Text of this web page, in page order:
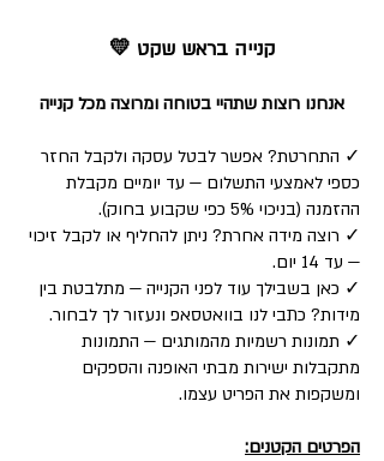
קנייה בראש שקט 💛
אנחנו רוצות שתהיי בטוחה ומרוצה מכל קנייה
✓ התחרטת? אפשר לבטל עסקה ולקבל החזר
כספי לאמצעי התשלום — עד יומיים מקבלת
ההזמנה (בניכוי 5% כפי שקבוע בחוק).
✓ רוצה מידה אחרת? ניתן להחליף או לקבל זיכוי
— עד 14 יום.
✓ כאן בשבילך עוד לפני הקנייה — מתלבטת בין
מידות? כתבי לנו בוואטסאפ ונעזור לך לבחור.
✓ תמונות רשמיות מהמותגים — התמונות
מתקבלות ישירות מבתי האופנה והספקים
ומשקפות את הפריט עצמו.
הפרטים הקטנים: